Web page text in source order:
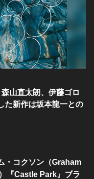
山直太朗、伊藤ゴロ
た新作は坂本龍一との
・コクソン（Graham
『Castle Park』ブラ